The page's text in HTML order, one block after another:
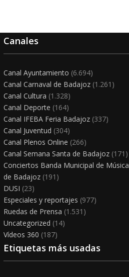
Canales
Canal Ayuntamiento (6.694)
Canal Carnaval de Badajoz (1.261)
Canal Cultura (1.328)
Canal Deporte (164)
Canal IFEBA Feria Badajoz (337)
Canal Juventud (304)
Canal Plenos Online (266)
Canal Semana Santa de Badajoz (171)
Conciertos Banda Municipal de Música
de Badajoz (191)
DUSI (23)
Especiales y reportajes (977)
Ruedas de Prensa (1.531)
Uncategorized (14)
Vídeos 360 (187)
Etiquetas más usadas